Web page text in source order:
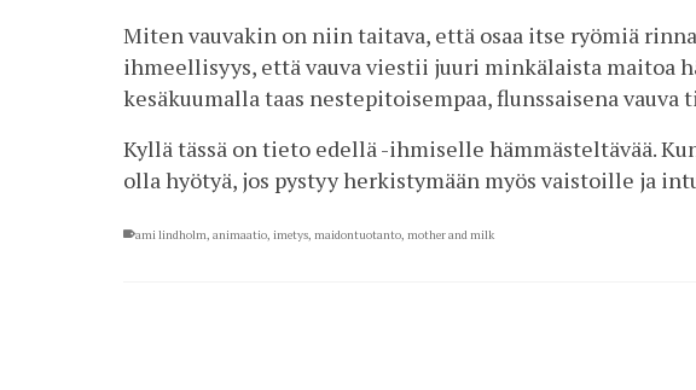
Miten vauvakin on niin taitava, että osaa itse ryömiä
ihmeellisyys, että vauva viestii juuri minkälaista maitoa
kesäkuumalla taas nestepitoisempaa, flunssaisena
Kyllä tässä on tieto edellä -ihmiselle hämmästeltävää.
olla hyötyä, jos pystyy herkistymään myös vaistoille ja
ami lindholm, animaatio, imetys, maidontuotanto, mother and milk